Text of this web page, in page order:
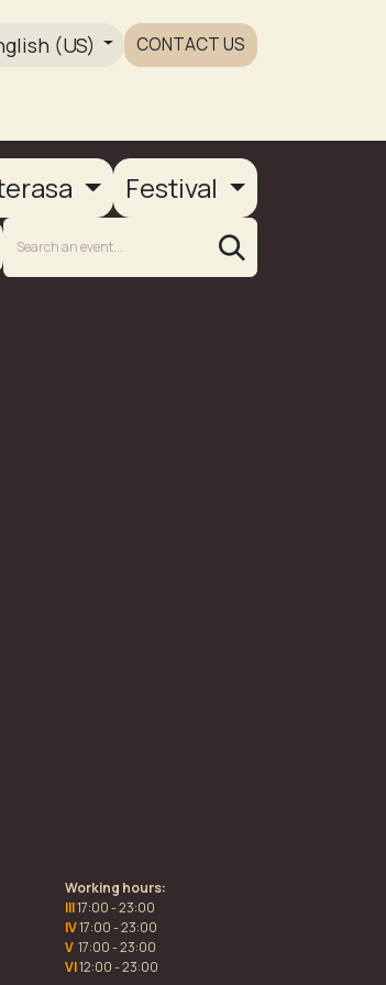
(US) CONTACT US
Festival
Working hours:
III17:00 - 23:00
IV17:00 - 23:00
V 17:00 - 23:00
VI12:00 - 23:00